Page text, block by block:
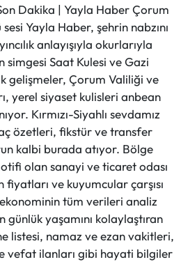
Dakika | Yayla Haber Çorum
sesi Yayla Haber, şehrin nabzını
anlayışıyla okurlarıyla
simgesi Saat Kulesi ve Gazi
gelişmeler, Çorum Valiliği ve
yerel siyaset kulisleri anbean
Kırmızı-Siyahlı sevdamız
özetleri, fikstür ve transfer
kalbi burada atıyor. Bölge
olan sanayi ve ticaret odası
ve kuyumcular çarşısı
tüm verileri analiz
günlük yaşamını kolaylaştıran
listesi, namaz ve ezan vakitleri,
vefat ilanları gibi hayati bilgiler